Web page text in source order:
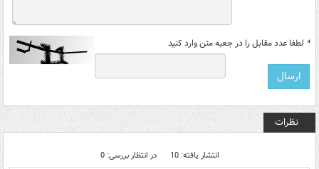
* لطفا عدد مقابل را در جعبه متن وارد کنید
نظرات
انتشار یافته: 10 در انتظار بررسی: 0